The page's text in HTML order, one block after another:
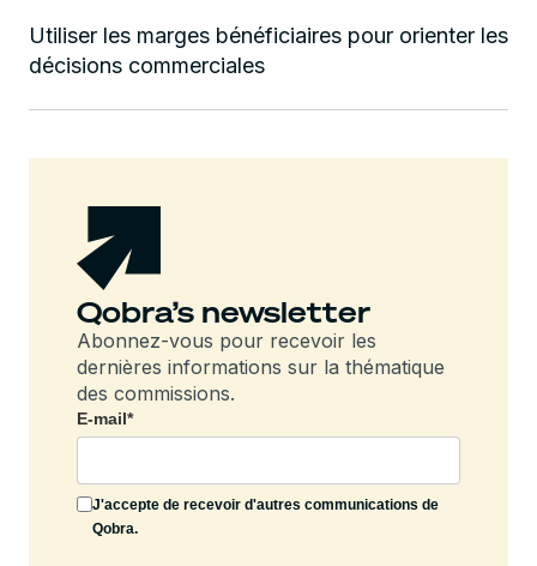
Utiliser les marges bénéficiaires pour orienter les
décisions commerciales
Qobra’s newsletter
Abonnez-vous pour recevoir les
dernières informations sur la thématique
des commissions.
E-mail*
J'accepte de recevoir d'autres communications de
Qobra.